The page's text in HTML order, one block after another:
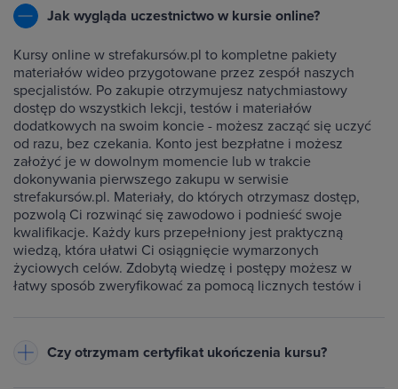
Jak wygląda uczestnictwo w kursie online?
Kursy online w strefakursów.pl to kompletne pakiety
materiałów wideo przygotowane przez zespół naszych
specjalistów. Po zakupie otrzymujesz natychmiastowy
dostęp do wszystkich lekcji, testów i materiałów
dodatkowych na swoim koncie - możesz zacząć się uczyć
od razu, bez czekania. Konto jest bezpłatne i możesz
założyć je w dowolnym momencie lub w trakcie
dokonywania pierwszego zakupu w serwisie
strefakursów.pl. Materiały, do których otrzymasz dostęp,
pozwolą Ci rozwinąć się zawodowo i podnieść swoje
kwalifikacje. Każdy kurs przepełniony jest praktyczną
wiedzą, która ułatwi Ci osiągnięcie wymarzonych
życiowych celów. Zdobytą wiedzę i postępy możesz w
łatwy sposób zweryfikować za pomocą licznych testów i
Czy otrzymam certyfikat ukończenia kursu?